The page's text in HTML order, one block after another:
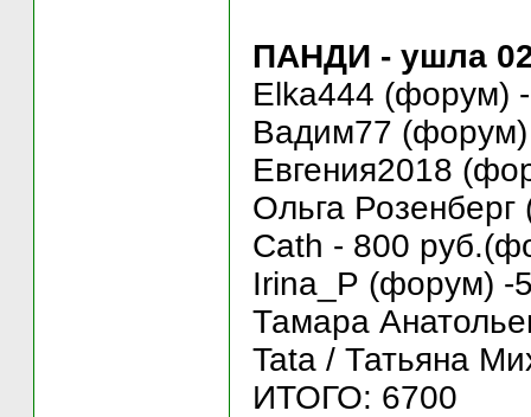
ПАНДИ - ушла
Elka444 (форум)
Вадим77
Евгения2018
Ольга
Cath - 800
Irina_P (форум) -
Тамара
Tata / Татьяна
ИТОГО: 6700